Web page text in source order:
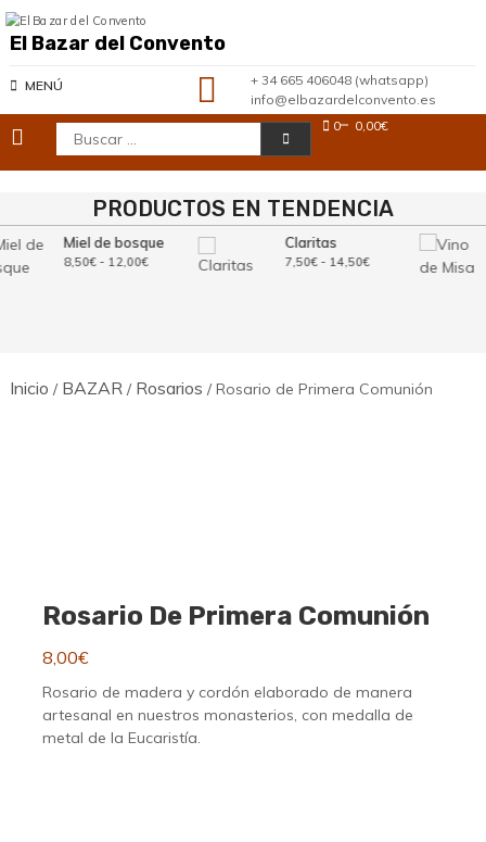
Saltar
al
contenido
El Bazar del Convento
MENÚ
+ 34 665 406048 (whatsapp)
info@elbazardelconvento.es
Buscar: 0 0,00€
PRODUCTOS EN TENDENCIA
Miel de bosque
8,50€ - 12,00€Rango
Claritas
7,50€ - 14,50€Rango
Inicio / BAZAR/ Rosarios / Rosario de Primera Comunión
Rosario De Primera Comunión
8,00€
Rosario de madera y cordón elaborado de manera
artesanal en nuestros monasterios, con medalla de
metal de la Eucaristía.